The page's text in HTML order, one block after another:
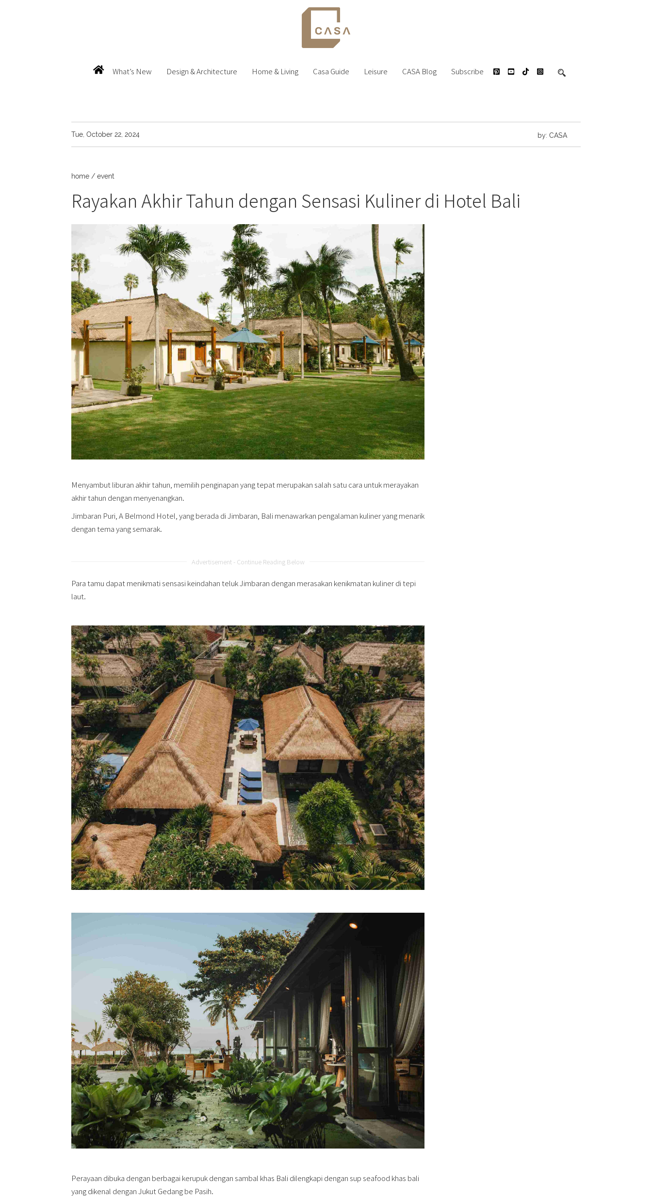
What’s New Design & Architecture Home & Living Casa Guide Leisure CASA Blog Subscribe
Tue, October 22, 2024 by: CASA
home / event
Rayakan Akhir Tahun dengan Sensasi Kuliner di Hotel Bali
Menyambut liburan akhir tahun, memilih penginapan yang tepat merupakan salah satu cara untuk merayakan
akhir tahun dengan menyenangkan.
Jimbaran Puri, A Belmond Hotel, yang berada di Jimbaran, Bali menawarkan pengalaman kuliner yang menarik
dengan tema yang semarak.
Advertisement - Continue Reading Below
Para tamu dapat menikmati sensasi keindahan teluk Jimbaran dengan merasakan kenikmatan kuliner di tepi
laut.
Perayaan dibuka dengan berbagai kerupuk dengan sambal khas Bali dilengkapi dengan sup seafood khas bali
yang dikenal dengan Jukut Gedang be Pasih.